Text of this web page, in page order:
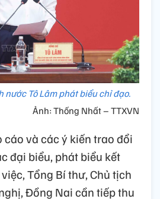
nước Tô Lâm phát biểu chỉ đạo.
Ảnh: Thống Nhất – TTXVN
cáo và các ý kiến trao đổi
đại biểu, phát biểu kết
Tổng Bí thư, Chủ tịch
Đồng Nai cần tiếp thu